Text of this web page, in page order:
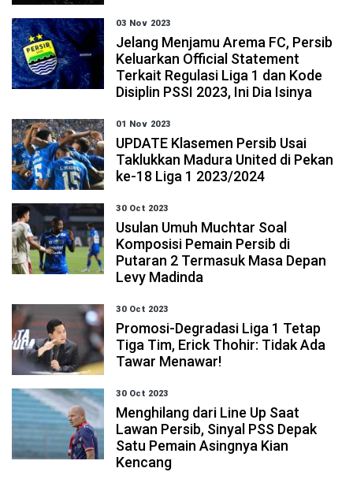
03 Nov 2023
Jelang Menjamu Arema FC, Persib
Keluarkan Official Statement
Terkait Regulasi Liga 1 dan Kode
Disiplin PSSI 2023, Ini Dia Isinya
01 Nov 2023
UPDATE Klasemen Persib Usai
Taklukkan Madura United di Pekan
ke-18 Liga 1 2023/2024
30 Oct 2023
Usulan Umuh Muchtar Soal
Komposisi Pemain Persib di
Putaran 2 Termasuk Masa Depan
Levy Madinda
30 Oct 2023
Promosi-Degradasi Liga 1 Tetap
Tiga Tim, Erick Thohir: Tidak Ada
Tawar Menawar!
30 Oct 2023
Menghilang dari Line Up Saat
Lawan Persib, Sinyal PSS Depak
Satu Pemain Asingnya Kian
Kencang